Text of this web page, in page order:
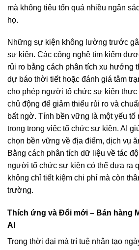
mà không tiêu tốn quá nhiều ngân
họ.
Những sự kiện không lường trước
sự kiện. Các công nghệ tìm kiếm
rủi ro bằng cách phân tích xu hướng
dự báo thời tiết hoặc đánh giá tâm
cho phép người tổ chức sự kiện thực
chủ động để giảm thiểu rủi ro và
bất ngờ. Tính bền vững là một yếu tố
trọng trong việc tổ chức sự kiện. AI
chọn bền vững về địa điểm, dịch vụ
Bằng cách phân tích dữ liệu về tác
người tổ chức sự kiện có thể đưa ra
không chỉ tiết kiệm chi phí mà còn
trường.
Thích ứng và Đổi mới – Bán hàng
AI
Trong thời đại mà trí tuệ nhân tạo